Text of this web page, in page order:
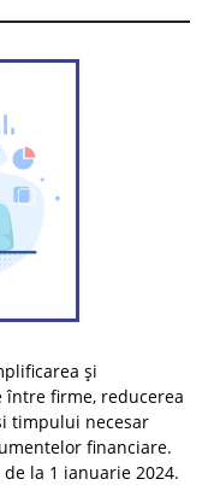
și
firme, reducerea
timpului necesar
financiare.
la 1 ianuarie 2024.